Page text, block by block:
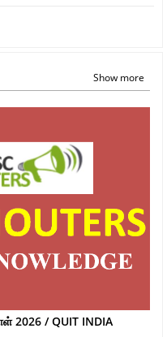
Show more
2026 / QUIT INDIA